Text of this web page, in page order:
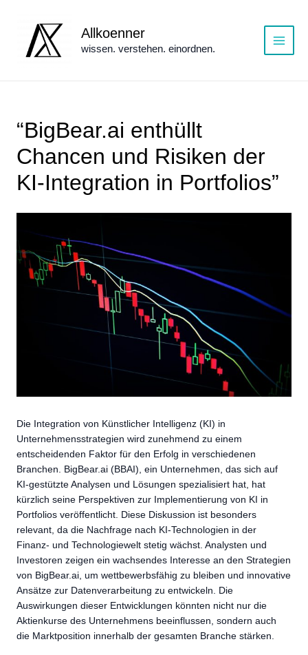
springen
Allkoenner
wissen. verstehen. einordnen.
Main
“BigBear.ai enthüllt
Chancen und Risiken der
KI-Integration in Portfolios”
Die Integration von Künstlicher Intelligenz (KI) in
Unternehmensstrategien wird zunehmend zu einem
entscheidenden Faktor für den Erfolg in verschiedenen
Branchen. BigBear.ai (BBAI), ein Unternehmen, das sich auf
KI-gestützte Analysen und Lösungen spezialisiert hat, hat
kürzlich seine Perspektiven zur Implementierung von KI in
Portfolios veröffentlicht. Diese Diskussion ist besonders
relevant, da die Nachfrage nach KI-Technologien in der
Finanz- und Technologiewelt stetig wächst. Analysten und
Investoren zeigen ein wachsendes Interesse an den Strategien
von BigBear.ai, um wettbewerbsfähig zu bleiben und innovative
Ansätze zur Datenverarbeitung zu entwickeln. Die
Auswirkungen dieser Entwicklungen könnten nicht nur die
Aktienkurse des Unternehmens beeinflussen, sondern auch
die Marktposition innerhalb der gesamten Branche stärken.